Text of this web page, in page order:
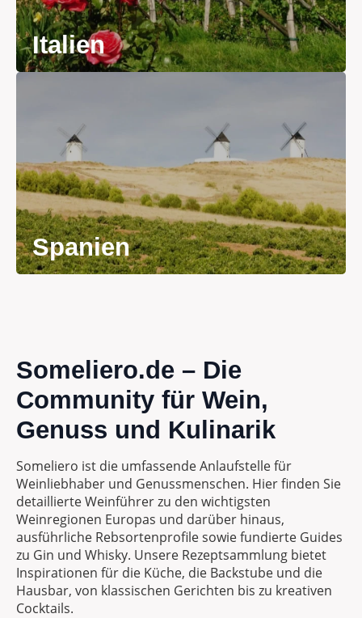
Italien
Spanien
Someliero.de – Die
Community für Wein,
Genuss und Kulinarik
Someliero ist die umfassende Anlaufstelle für
Weinliebhaber und Genussmenschen. Hier finden Sie
detaillierte Weinführer zu den wichtigsten
Weinregionen Europas und darüber hinaus,
ausführliche Rebsortenprofile sowie fundierte Guides
zu Gin und Whisky. Unsere Rezeptsammlung bietet
Inspirationen für die Küche, die Backstube und die
Hausbar, von klassischen Gerichten bis zu kreativen
Cocktails.